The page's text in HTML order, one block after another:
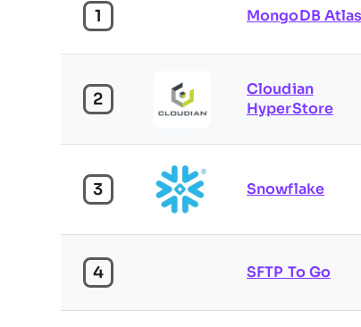
1 MongoDB Atlas
2
Cloudian
HyperStore
3 Snowflake
4 SFTP To Go